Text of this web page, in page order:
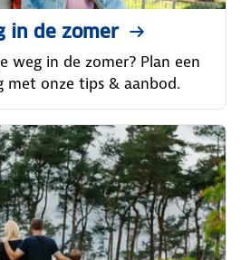
in de zomer
weg in de zomer? Plan een
met onze tips & aanbod.